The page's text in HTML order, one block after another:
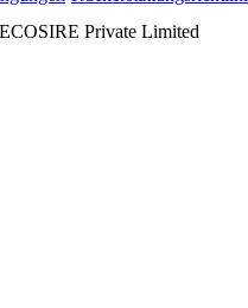
ECOSIRE Private Limited